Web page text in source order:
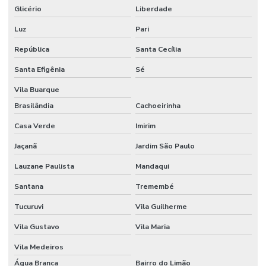
Empresa de engenharia civil em campinas
Empresa especializada em obra industrial
Empresa especializada em piso industrial
Empresa de obras e reformas
Empresa de piso industrial
Empresa de projetos arquitetônicos
Empresa de reforma industrial
Empresa de reforma industrial campinas
Empresa de reforma industrial e comercial
Glicério Liberdade
Luz Pari
República Santa Cecília
Santa Efigênia Sé
Vila Buarque
Brasilândia
Cachoeirinha
Casa Verde Imirim
Jaçanã Jardim São Paulo
Lauzane Paulista Mandaqui
Santana Tremembé
Tucuruvi Vila Guilherme
Vila Gustavo Vila Maria
Vila Medeiros
Água Branca
Bairro do Limão